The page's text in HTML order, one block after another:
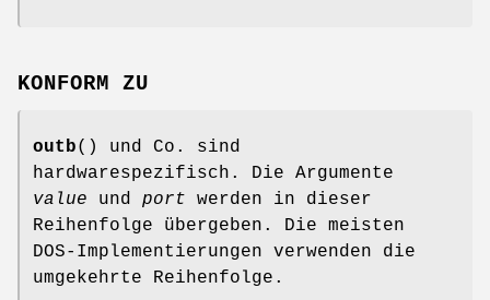
KONFORM ZU
outb() und Co. sind
hardwarespezifisch. Die Argumente
value und port werden in dieser
Reihenfolge übergeben. Die meisten
DOS-Implementierungen verwenden die
umgekehrte Reihenfolge.